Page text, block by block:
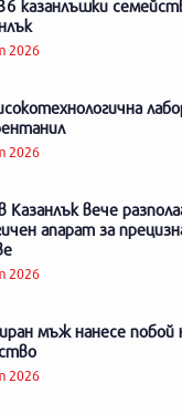
казанлъшки
2026
2026
Казанлък вече
апарат за
2026
мъж нанесе побой
2026